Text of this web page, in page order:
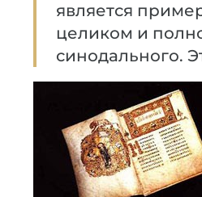
является
целиком и
синодального.